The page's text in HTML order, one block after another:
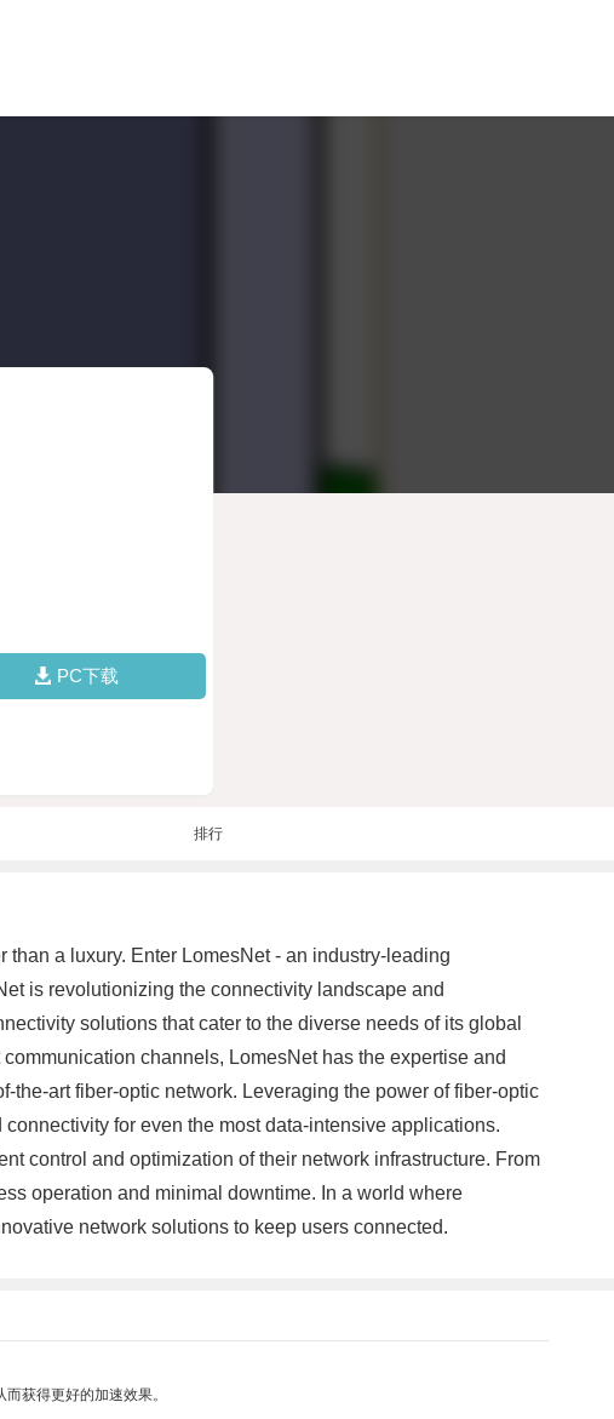
PC下载
排行
a luxury. Enter LomesNet - an industry-leading
is revolutionizing the connectivity landscape and
solutions that cater to the diverse needs of its global
channels, LomesNet has the expertise and
art fiber-optic network. Leveraging the power of fiber-optic
for even the most data-intensive applications.
control and optimization of their network infrastructure. From
operation and minimal downtime. In a world where
network solutions to keep users connected.
获得更好的加速效果。